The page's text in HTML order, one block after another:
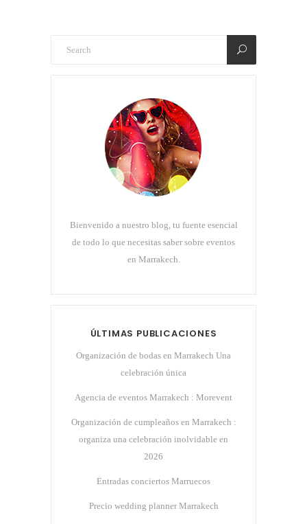
Bienvenido a nuestro blog, tu fuente esencial
de todo lo que necesitas saber sobre eventos
en Marrakech.
ÚLTIMAS PUBLICACIONES
Organización de bodas en Marrakech Una
celebración única
Agencia de eventos Marrakech : Morevent
Organización de cumpleaños en Marrakech :
organiza una celebración inolvidable en
2026
Entradas conciertos Marruecos
Precio wedding planner Marrakech